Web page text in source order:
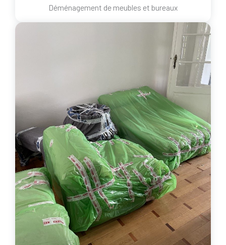
Déménagement de meubles et bureaux